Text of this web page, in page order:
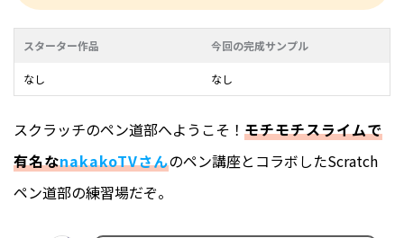
スターター作品
なし
今回の完成サンプル
なし
スクラッチのペン道部へようこそ！ モチモチスライムで
有名なnakakoTVさんのペン講座とコラボしたScratch
ペン道部の練習場だぞ。